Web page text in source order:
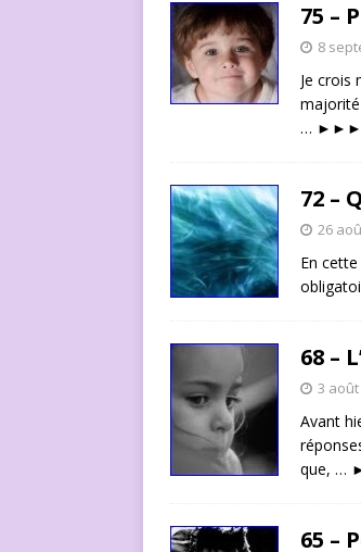
75 –
8
Je crois
… ►►►
72 –
26
En
68 –
3 août
Avant
que, …
65 –